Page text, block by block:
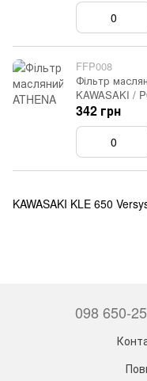
FFP008
Фільтр
KAWASAKI /
342 грн
KAWASAKI KLE 650
098 650-